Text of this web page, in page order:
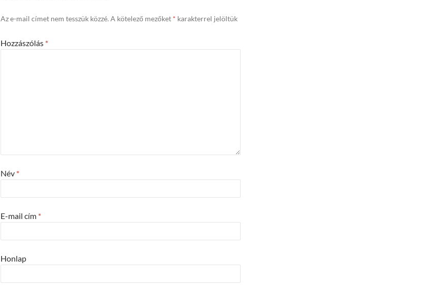
Az e-mail címet nem tesszük közzé.A kötelező mezőket * karakterrel jelöltük
Hozzászólás *
Név *
E-mail cím *
Honlap